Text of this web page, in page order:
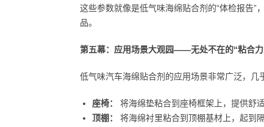
这些参数就像是低气味海绵贴合剂的“体检报告
品。
第五幕：应用场景大观园——无处不在的“粘合力
低气味汽车海绵贴合剂的应用场景非常广泛，几
座椅：
将海绵垫粘合到座椅框架上，提供舒适
顶棚：
将海绵衬里粘合到顶棚基材上，起到